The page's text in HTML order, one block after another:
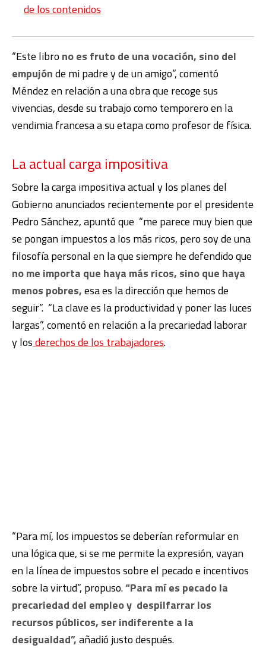
de los contenidos
“Este libro no es fruto de una vocación, sino del
empujónde mi padre y de un amigo”, comentó
Méndez en relación a una obra que recoge sus
vivencias, desde su trabajo como temporero en la
vendimia francesa a su etapa como profesor de física.
La actual carga impositiva
Sobre la carga impositiva actual y los planes del
Gobierno anunciados recientemente por el presidente
Pedro Sánchez, apuntó que “me parece muy bien que
se pongan impuestos a los más ricos, pero soy de una
filosofía personal en la que siempre he defendido que
no me importa que haya más ricos, sino que haya
menos pobres,esa es la dirección que hemos de
seguir”. “La clave es la productividad y poner las luces
largas”, comentó en relación a la precariedad laborar
y losderechos de los trabajadores.
“Para mí, los impuestos se deberían reformular en
una lógica que, si se me permite la expresión, vayan
en la línea de impuestos sobre el pecado e incentivos
sobre la virtud”, propuso.“Para mí es pecado la
precariedad del empleo y despilfarrar los
recursos públicos, ser indiferente a la
desigualdad”,añadió justo después.